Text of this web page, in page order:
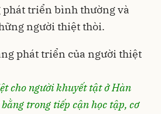
triển bình thường và
người thiệt thòi.
cho người khuyết tật ở Hàn
trong tiếp cận học tập, cơ